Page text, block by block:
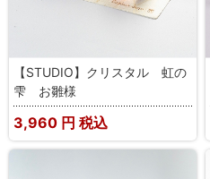
【STUDIO】クリスタル 虹の
雫 お雛様
3,960 円 税込